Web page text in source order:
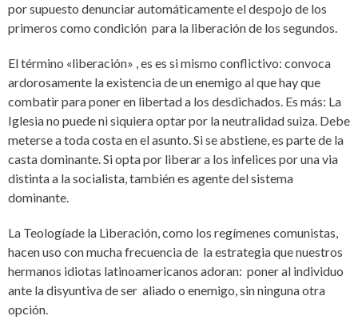
por supuesto denunciar automáticamente el despojo de los
primeros como condición para la liberación de los segundos.
El término «liberación» , es es si mismo conflictivo: convoca
ardorosamente la existencia de un enemigo al que hay que
combatir para poner en libertad a los desdichados. Es más: La
Iglesia no puede ni siquiera optar por la neutralidad suiza. Debe
meterse a toda costa en el asunto. Si se abstiene, es parte de la
casta dominante. Si opta por liberar a los infelices por una via
distinta a la socialista, también es agente del sistema
dominante.
La Teologíade la Liberación, como los regímenes comunistas,
hacen uso con mucha frecuencia de la estrategia que nuestros
hermanos idiotas latinoamericanos adoran: poner al individuo
ante la disyuntiva de ser aliado o enemigo, sin ninguna otra
opción.